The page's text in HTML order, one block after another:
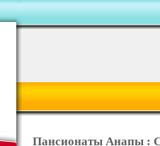
Пансионаты Анапы :